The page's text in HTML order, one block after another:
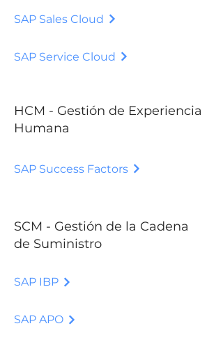
SAP Sales Cloud
SAP Service Cloud
HCM - Gestión de Experiencia
Humana
SAP Success Factors
SCM - Gestión de la Cadena
de Suministro
SAP IBP
SAP APO